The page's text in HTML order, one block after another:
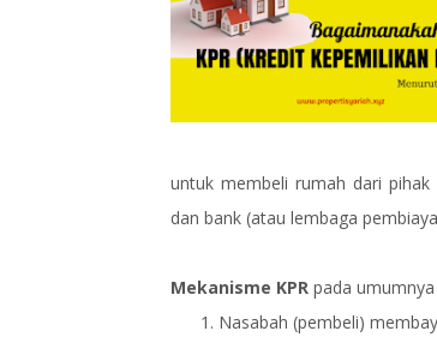
untuk membeli rumah dari pihak
dan bank (atau lembaga
Mekanisme KPR pada
Nasabah (pembeli)